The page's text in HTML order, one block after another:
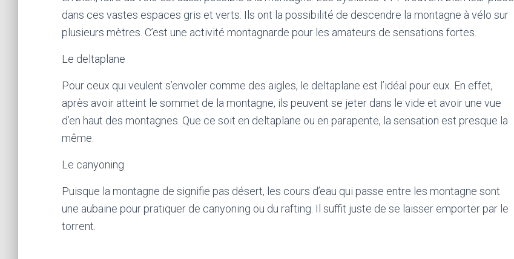
dans ces vastes espaces gris et verts. Ils ont la possibilité de descendre la montagne à vélo sur
plusieurs mètres. C’est une activité montagnarde pour les amateurs de sensations fortes.
Le deltaplane
Pour ceux qui veulent s’envoler comme des aigles, le deltaplane est l’idéal pour eux. En effet,
après avoir atteint le sommet de la montagne, ils peuvent se jeter dans le vide et avoir une vue
d’en haut des montagnes. Que ce soit en deltaplane ou en parapente, la sensation est presque la
même.
Le canyoning
Puisque la montagne de signifie pas désert, les cours d’eau qui passe entre les montagne sont
une aubaine pour pratiquer de canyoning ou du rafting. Il suffit juste de se laisser emporter par le
torrent.